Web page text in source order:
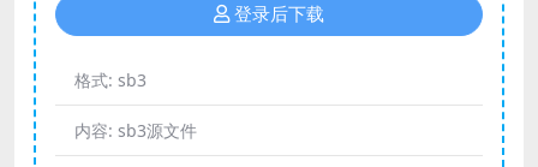
登录后下载
格式: sb3
内容: sb3源文件